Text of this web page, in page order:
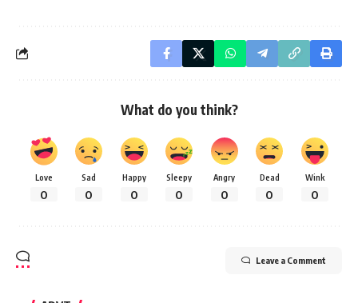
What do you think?
Love
0
Sad
0
Happy
0
Sleepy
0
Angry
0
Dead
0
Wink
0
Leave a Comment